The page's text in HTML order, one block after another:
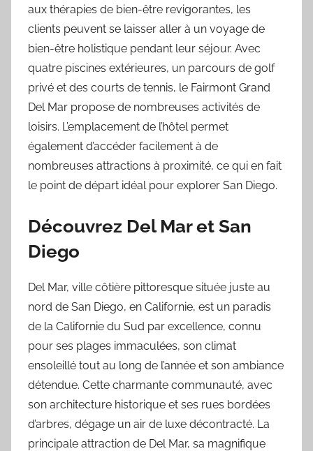
aux thérapies de bien-être revigorantes, les
clients peuvent se laisser aller à un voyage de
bien-être holistique pendant leur séjour. Avec
quatre piscines extérieures, un parcours de golf
privé et des courts de tennis, le Fairmont Grand
Del Mar propose de nombreuses activités de
loisirs. L’emplacement de l’hôtel permet
également d’accéder facilement à de
nombreuses attractions à proximité, ce qui en fait
le point de départ idéal pour explorer San Diego.
Découvrez Del Mar et San
Diego
Del Mar, ville côtière pittoresque située juste au
nord de San Diego, en Californie, est un paradis
de la Californie du Sud par excellence, connu
pour ses plages immaculées, son climat
ensoleillé tout au long de l’année et son ambiance
détendue. Cette charmante communauté, avec
son architecture historique et ses rues bordées
d’arbres, dégage un air de luxe décontracté. La
principale attraction de Del Mar, sa magnifique